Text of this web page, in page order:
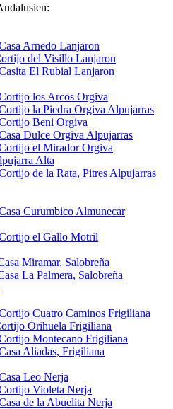
Arnedo Lanjaron
del Visillo Lanjaron
El Rubial Lanjaron
los Arcos Orgiva
la Piedra Orgiva Alpujarras
Beni Orgiva
Dulce Orgiva Alpujarras
el Mirador Orgiva
Alta
de la Rata, Pitres Alpujarras
Curumbico Almunecar
el Gallo Motril
Miramar, Salobreña
La Palmera, Salobreña
Cuatro Caminos Frigiliana
Orihuela Frigiliana
Montecano Frigiliana
Aliadas, Frigiliana
Leo Nerja
Violeta Nerja
de la Abuelita Nerja